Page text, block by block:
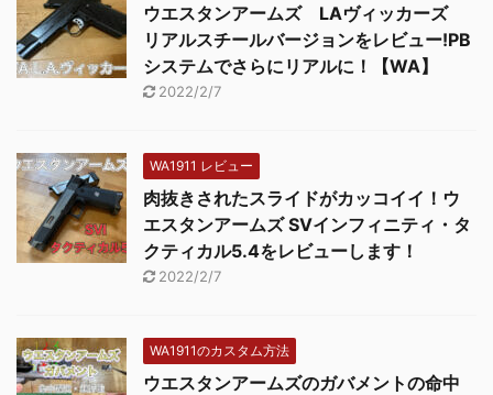
ウエスタンアームズ LAヴィッカーズ
リアルスチールバージョンをレビュー!PB
システムでさらにリアルに！【WA】
2022/2/7
WA1911 レビュー
肉抜きされたスライドがカッコイイ！ウ
エスタンアームズ SVインフィニティ・タ
クティカル5.4をレビューします！
2022/2/7
WA1911のカスタム方法
ウエスタンアームズのガバメントの命中